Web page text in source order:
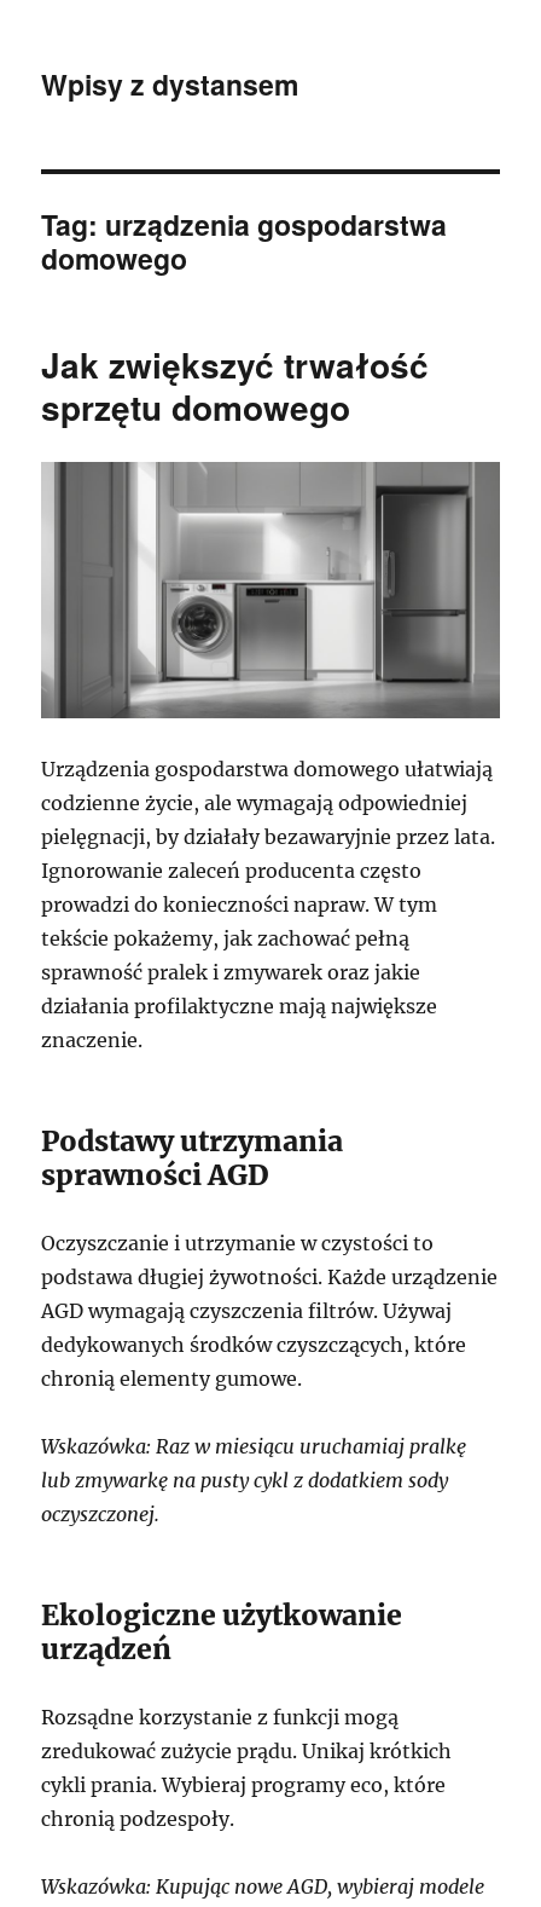
Wpisy z dystansem
Tag: urządzenia gospodarstwa
domowego
Jak zwiększyć trwałość
sprzętu domowego
Urządzenia gospodarstwa domowego ułatwiają
codzienne życie, ale wymagają odpowiedniej
pielęgnacji, by działały bezawaryjnie przez lata.
Ignorowanie zaleceń producenta często
prowadzi do konieczności napraw. W tym
tekście pokażemy, jak zachować pełną
sprawność pralek i zmywarek oraz jakie
działania profilaktyczne mają największe
znaczenie.
Podstawy utrzymania
sprawności AGD
Oczyszczanie i utrzymanie w czystości to
podstawa długiej żywotności. Każde urządzenie
AGD wymagają czyszczenia filtrów. Używaj
dedykowanych środków czyszczących, które
chronią elementy gumowe.
Wskazówka: Raz w miesiącu uruchamiaj pralkę
lub zmywarkę na pusty cykl z dodatkiem sody
oczyszczonej.
Ekologiczne użytkowanie
urządzeń
Rozsądne korzystanie z funkcji mogą
zredukować zużycie prądu. Unikaj krótkich
cykli prania. Wybieraj programy eco, które
chronią podzespoły.
Wskazówka: Kupując nowe AGD, wybieraj modele